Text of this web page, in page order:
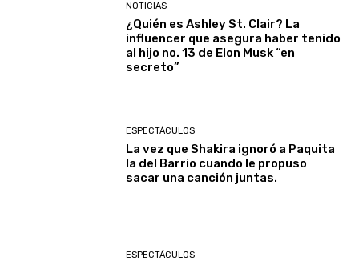
NOTICIAS
¿Quién es Ashley St. Clair? La
influencer que asegura haber tenido
al hijo no. 13 de Elon Musk “en
secreto”
ESPECTÁCULOS
La vez que Shakira ignoró a Paquita
la del Barrio cuando le propuso
sacar una canción juntas.
ESPECTÁCULOS